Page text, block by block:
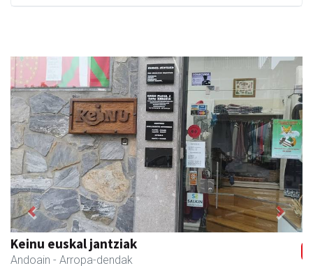
Adats ileapaindegi eta estetika
Andoain - Ile-apaindegiak
Previous Next